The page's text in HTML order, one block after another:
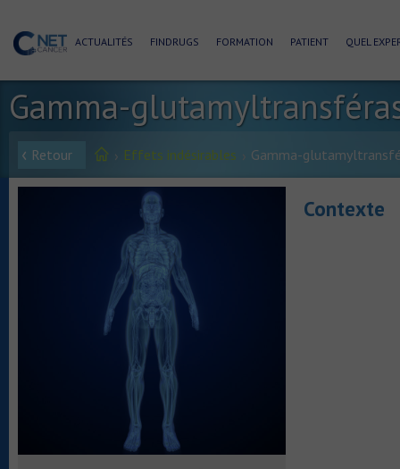
ACTUALITÉS FINDRUGS FORMATION PATIENT QUEL
Gamma-
Retour Effets indésirables Gamma-
Contexte